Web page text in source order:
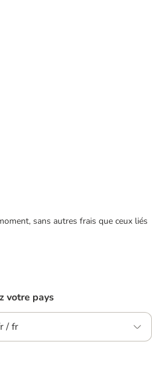
sans autres frais que ceux liés
votre pays
/ fr